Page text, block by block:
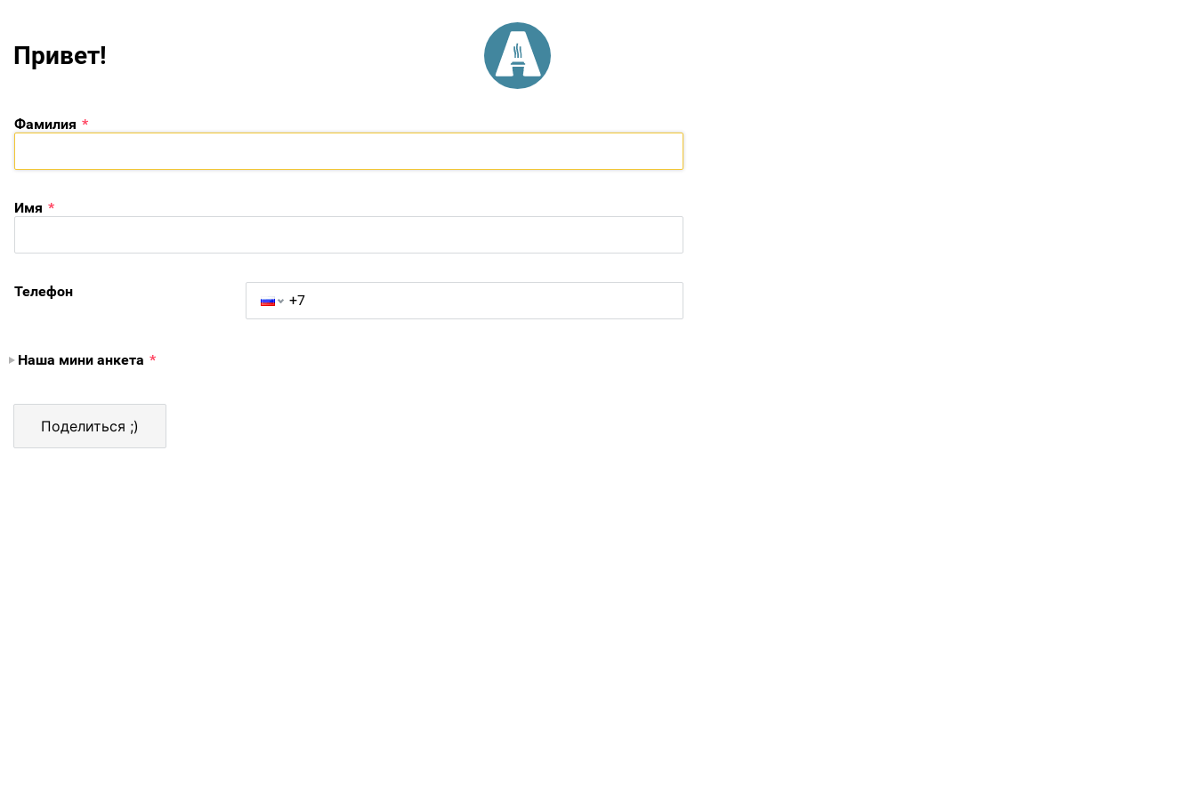
Привет!
Фамилия *
Имя *
Телефон
Наша мини анкета *
Поделиться ;)